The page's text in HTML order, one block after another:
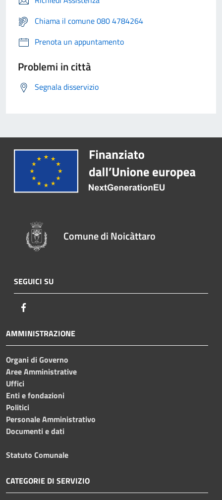
Chiama il comune 080 4784264
Prenota un appuntamento
Problemi in città
Segnala disservizio
Comune di Noicàttaro
SEGUICI SU
AMMINISTRAZIONE
Organi di Governo
Aree Amministrative
Uffici
Enti e fondazioni
Politici
Personale Amministrativo
Documenti e dati
Statuto Comunale
CATEGORIE DI SERVIZIO